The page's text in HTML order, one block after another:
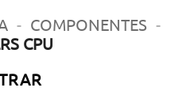
- COMPONENTES -
CPU